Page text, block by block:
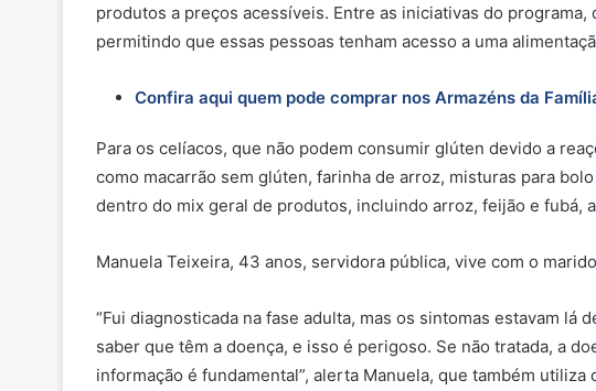
produtos a preços acessíveis. Entre as iniciativas do
permitindo que essas pessoas tenham acesso a uma
Confira aqui quem pode comprar nos Armazéns da
Para os celíacos, que não podem consumir glúten devido a
como macarrão sem glúten, farinha de arroz, misturas para
dentro do mix geral de produtos, incluindo arroz, feijão e fubá,
Manuela Teixeira, 43 anos, servidora pública, vive com o
“Fui diagnosticada na fase adulta, mas os sintomas estavam
saber que têm a doença, e isso é perigoso. Se não tratada, a
informação é fundamental”, alerta Manuela, que também utiliza